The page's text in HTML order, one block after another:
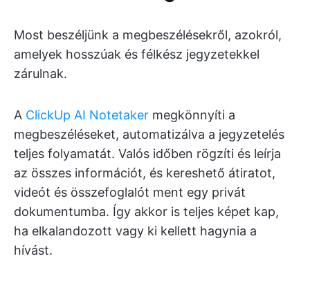
Most beszéljünk a megbeszélésekről, azokról,
amelyek hosszúak és félkész jegyzetekkel
zárulnak.
A ClickUp AI Notetaker megkönnyíti a
megbeszéléseket, automatizálva a jegyzetelés
teljes folyamatát. Valós időben rögzíti és leírja
az összes információt, és kereshető átiratot,
videót és összefoglalót ment egy privát
dokumentumba. Így akkor is teljes képet kap,
ha elkalandozott vagy ki kellett hagynia a
hívást.